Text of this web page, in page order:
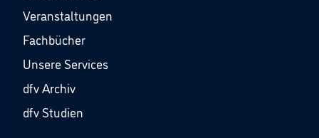
Veranstaltungen
Fachbücher
Unsere Services
dfv Archiv
dfv Studien